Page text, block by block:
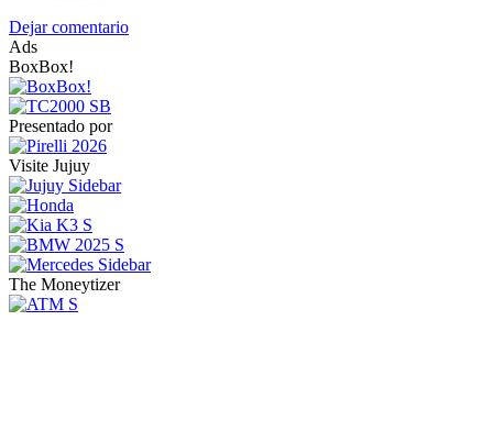
Dejar comentario
Ads
BoxBox!
Presentado por
Visite Jujuy
The Moneytizer